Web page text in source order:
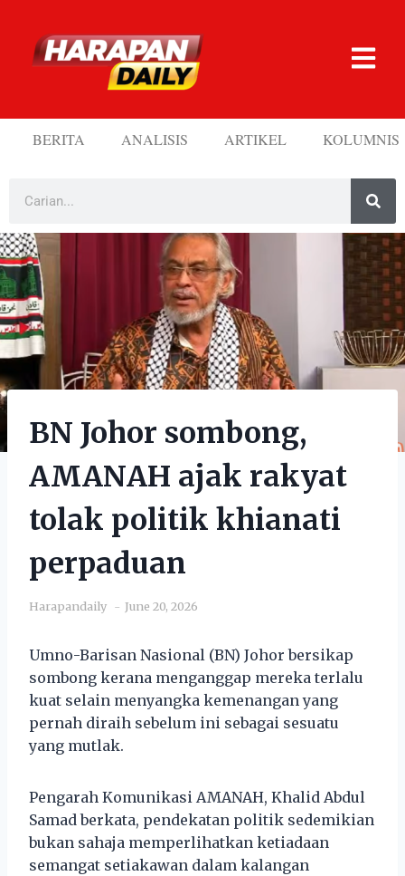
BERITA ANALISIS ARTIKEL KOLUMNIS
BN Johor sombong,
AMANAH ajak rakyat
tolak politik khianati
perpaduan
Harapandaily June 20, 2026
Umno-Barisan Nasional (BN) Johor bersikap
sombong kerana menganggap mereka terlalu
kuat selain menyangka kemenangan yang
pernah diraih sebelum ini sebagai sesuatu
yang mutlak.
Pengarah Komunikasi AMANAH, Khalid Abdul
Samad berkata, pendekatan politik sedemikian
bukan sahaja memperlihatkan ketiadaan
semangat setiakawan dalam kalangan